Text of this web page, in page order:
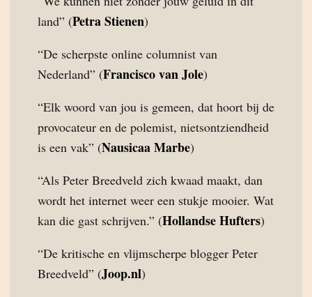
land” (Petra Stienen)
“De scherpste online columnist van
Nederland” (Francisco van Jole)
“Elk woord van jou is gemeen, dat hoort bij de
provocateur en de polemist, nietsontziendheid
is een vak” (Nausicaa Marbe)
“Als Peter Breedveld zich kwaad maakt, dan
wordt het internet weer een stukje mooier. Wat
kan die gast schrijven.” (Hollandse Hufters)
“De kritische en vlijmscherpe blogger Peter
Breedveld” (Joop.nl)